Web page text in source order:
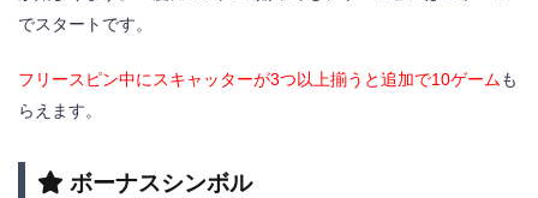
でスタートです。
フリースピン中にスキャッターが3つ以上揃うと追加で10ゲームも
らえます。
ボーナスシンボル